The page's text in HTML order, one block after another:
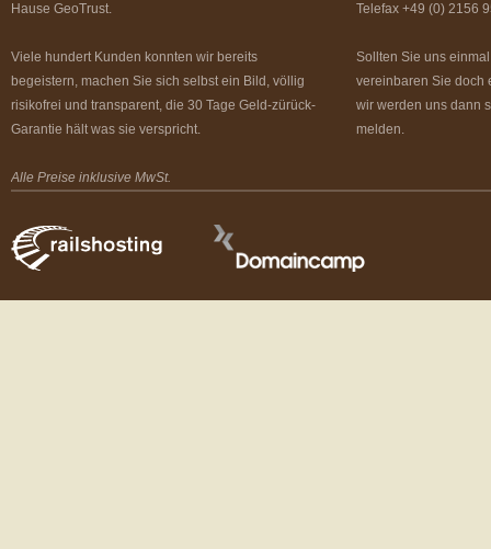
Hause GeoTrust.
Viele hundert Kunden konnten wir bereits
begeistern, machen Sie sich selbst ein Bild, völlig
risikofrei und transparent, die 30 Tage Geld-zürück-
Garantie hält was sie verspricht.
Telefax +49 (0) 2156
Sollten Sie uns
vereinbaren Sie doch
wir werden uns dann
melden.
Alle Preise inklusive MwSt.